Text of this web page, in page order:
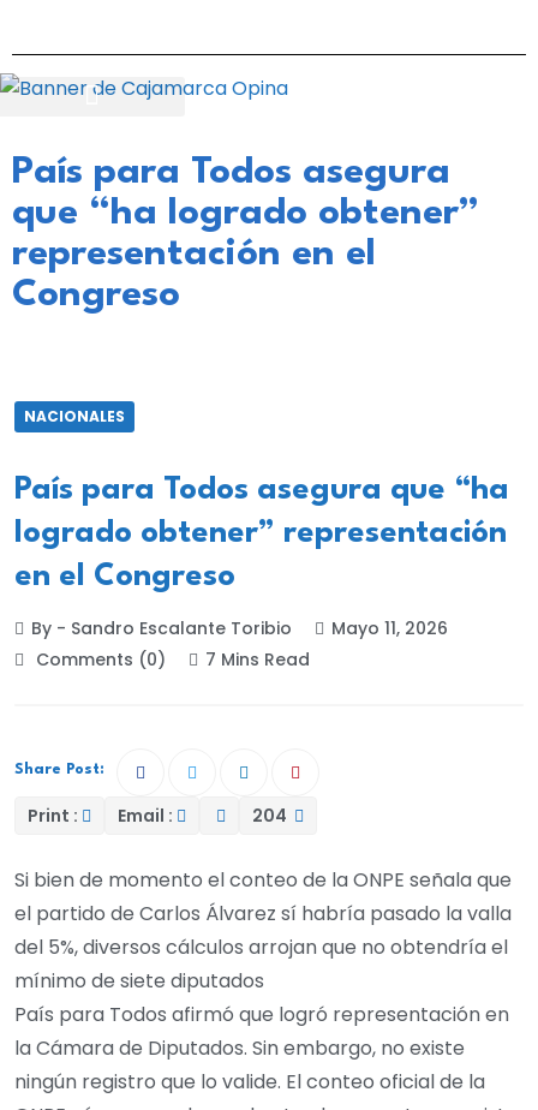
País para Todos asegura
que “ha logrado obtener”
representación en el
Congreso
NACIONALES
País para Todos asegura que “ha
logrado obtener” representación
en el Congreso
By - Sandro Escalante Toribio
Mayo 11, 2026
Comments (0)
7 Mins Read
Share Post:
Print : Email : 204
Si bien de momento el conteo de la ONPE señala que
el partido de Carlos Álvarez sí habría pasado la valla
del 5%, diversos cálculos arrojan que no obtendría el
mínimo de siete diputados
País para Todos afirmó que logró representación en
la Cámara de Diputados. Sin embargo, no existe
ningún registro que lo valide. El conteo oficial de la